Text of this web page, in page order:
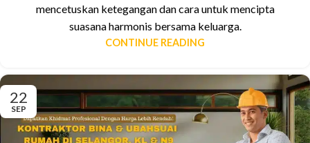
mencetuskan ketegangan dan cara untuk mencipta
suasana harmonis bersama keluarga.
CONTINUE READING
22
SEP